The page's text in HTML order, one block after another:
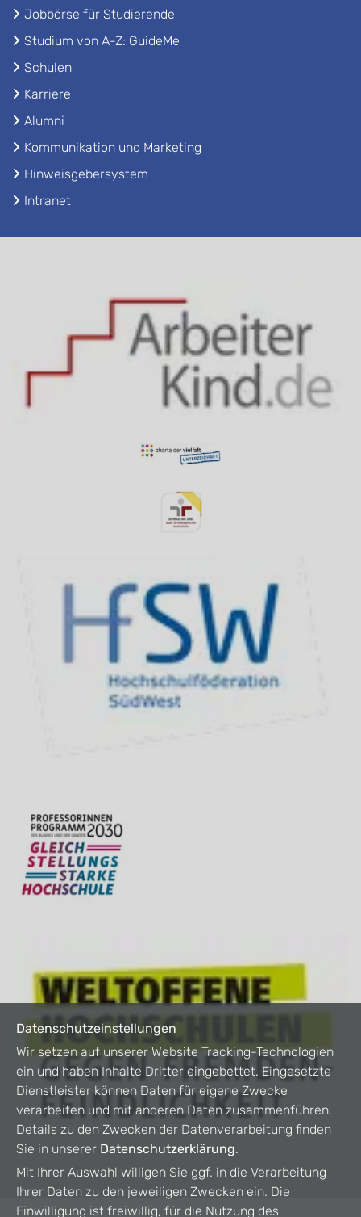
Jobbörse für Studierende
Studium von A-Z: GuideMe
Schulen
Karriere
Alumni
Kommunikation und Marketing
Hinweisgebersystem
Intranet
Datenschutzeinstellungen
Wir setzen auf unserer Website Tracking-Technologien
ein und haben Inhalte Dritter eingebettet. Eingesetzte
Dienstleister können Daten für eigene Zwecke
verarbeiten und mit anderen Daten zusammenführen.
Details zu den Zwecken der Datenverarbeitung finden
Sie in unserer Datenschutzerklärung.
Mit Ihrer Auswahl willigen Sie ggf. in die Verarbeitung
Ihrer Daten zu den jeweiligen Zwecken ein. Die
Einwilligung ist freiwillig, für die Nutzung des